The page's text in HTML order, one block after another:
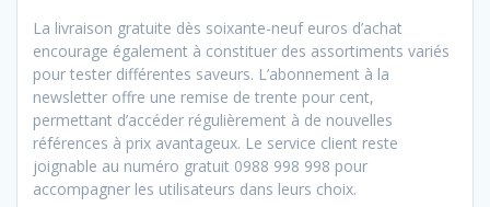
La livraison gratuite dès soixante-neuf euros d’achat
encourage également à constituer des assortiments variés
pour tester différentes saveurs. L’abonnement à la
newsletter offre une remise de trente pour cent,
permettant d’accéder régulièrement à de nouvelles
références à prix avantageux. Le service client reste
joignable au numéro gratuit 0988 998 998 pour
accompagner les utilisateurs dans leurs choix.